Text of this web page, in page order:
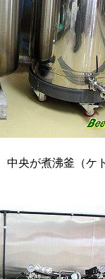
央が煮沸釜（ケ